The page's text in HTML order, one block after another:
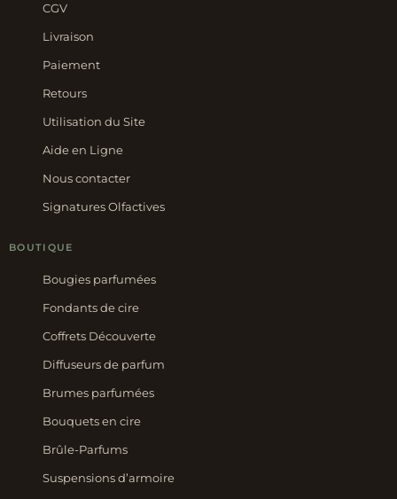
CGV
Livraison
Paiement
Retours
Utilisation du Site
Aide en Ligne
Nous contacter
Signatures Olfactives
BOUTIQUE
Bougies parfumées
Fondants de cire
Coffrets Découverte
Diffuseurs de parfum
Brumes parfumées
Bouquets en cire
Brûle-Parfums
Suspensions d’armoire